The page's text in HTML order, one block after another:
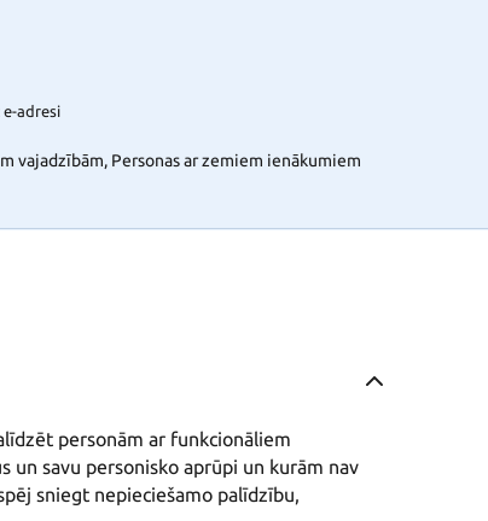
adresi
vajadzībām, Personas ar zemiem ienākumiem
personām ar funkcionāliem
un savu personisko aprūpi un kurām nav
sniegt nepieciešamo palīdzību,